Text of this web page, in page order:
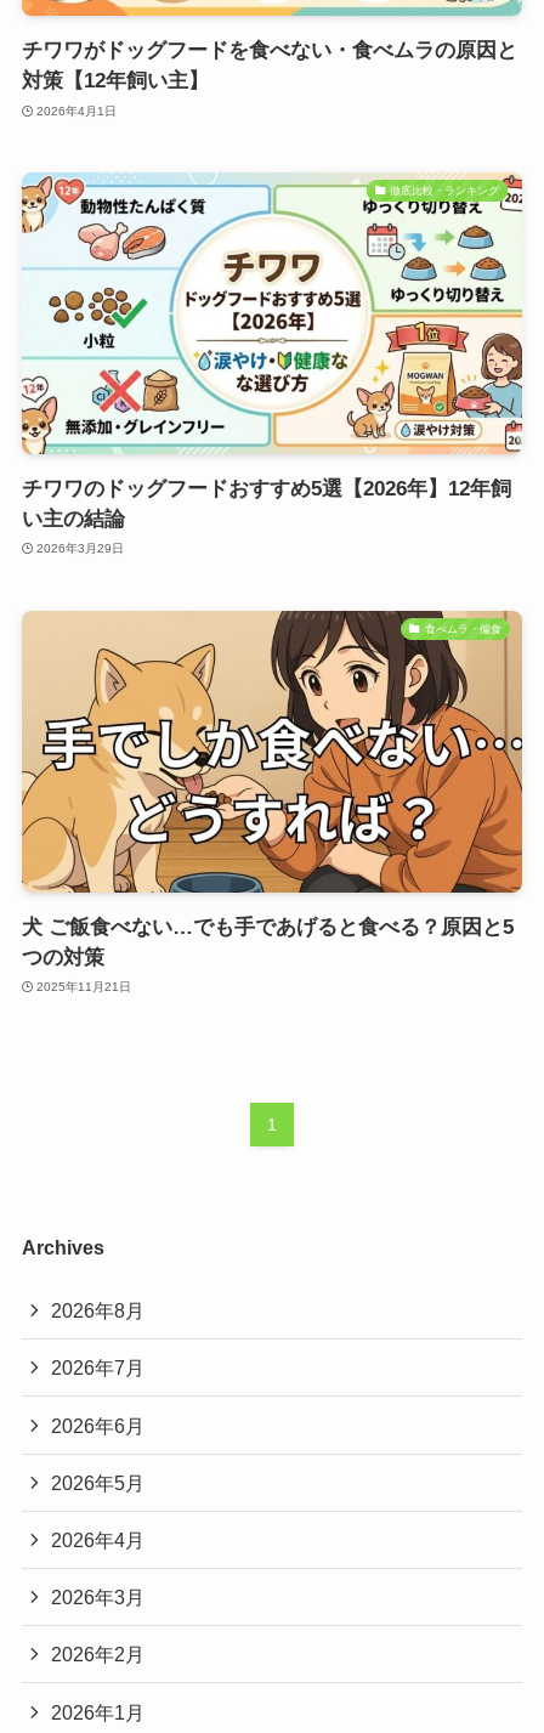
チワワがドッグフードを食べない・食べムラの原因と
対策【12年飼い主】
2026年4月1日
徹底比較・ランキング
チワワのドッグフードおすすめ5選【2026年】12年飼
い主の結論
2026年3月29日
食べムラ・偏食
犬 ご飯食べない…でも手であげると食べる？原因と5
つの対策
2025年11月21日
1
Archives
2026年8月
2026年7月
2026年6月
2026年5月
2026年4月
2026年3月
2026年2月
2026年1月